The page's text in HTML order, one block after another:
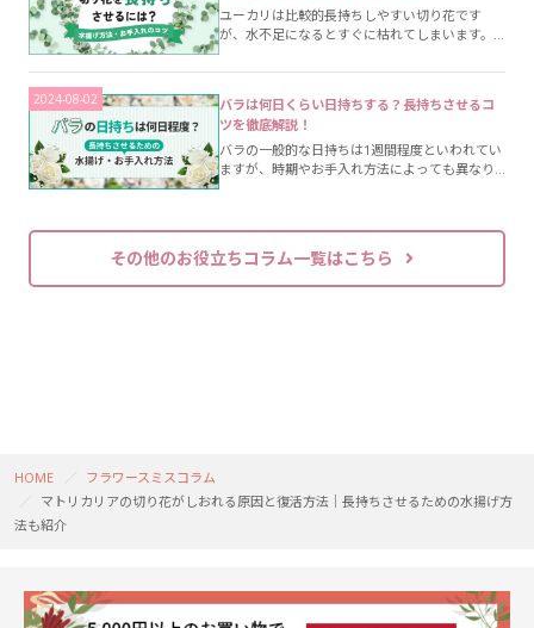
ユーカリは比較的長持ちしやすい切り花です
が、水不足になるとすぐに枯れてしまいます。
この記事では、ユーカリの切り花を長持ちさせ
るために欠かせない水揚げとお手入れ方法につ
いて解説していきます。
2024-08-02
バラは何日くらい日持ちする？長持ちさせるコ
ツを徹底解説！
バラの一般的な日持ちは1週間程度といわれてい
ますが、時期やお手入れ方法によっても異なり
ます。バラを長持ちさせるための水揚げ・お手
その他のお役立ちコラム一覧はこちら
HOME
フラワースミスコラム
マトリカリアの切り花がしおれる原因と復活方法｜長持ちさせるための水揚げ方
法も紹介